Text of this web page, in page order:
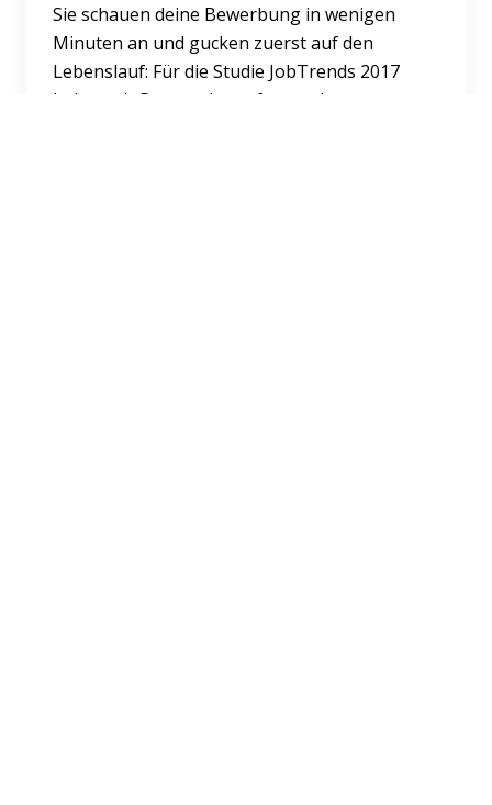
Sie schauen deine Bewerbung in wenigen
Minuten an und gucken zuerst auf den
Lebenslauf: Für die Studie JobTrends 2017
haben wir Personaler gefragt, wi...